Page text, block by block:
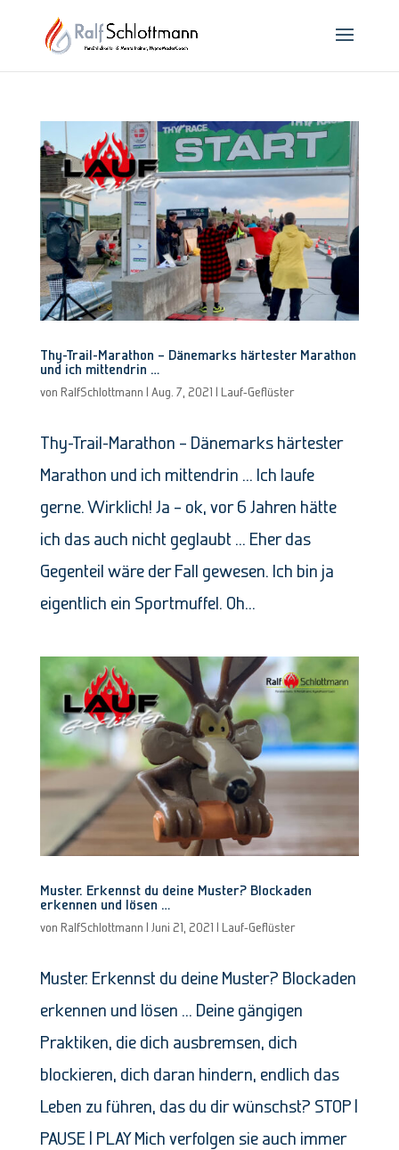
Thy-Trail-Marathon – Dänemarks härtester Marathon
und ich mittendrin …
von RalfSchlottmann | Aug. 7, 2021 | Lauf-Geflüster
Thy-Trail-Marathon – Dänemarks härtester
Marathon und ich mittendrin … Ich laufe
gerne. Wirklich! Ja – ok, vor 6 Jahren hätte
ich das auch nicht geglaubt … Eher das
Gegenteil wäre der Fall gewesen. Ich bin ja
eigentlich ein Sportmuffel. Oh...
Muster. Erkennst du deine Muster? Blockaden
erkennen und lösen …
von RalfSchlottmann | Juni 21, 2021 | Lauf-Geflüster
Muster. Erkennst du deine Muster? Blockaden
erkennen und lösen … Deine gängigen
Praktiken, die dich ausbremsen, dich
blockieren, dich daran hindern, endlich das
Leben zu führen, das du dir wünschst? STOP |
PAUSE | PLAY Mich verfolgen sie auch immer